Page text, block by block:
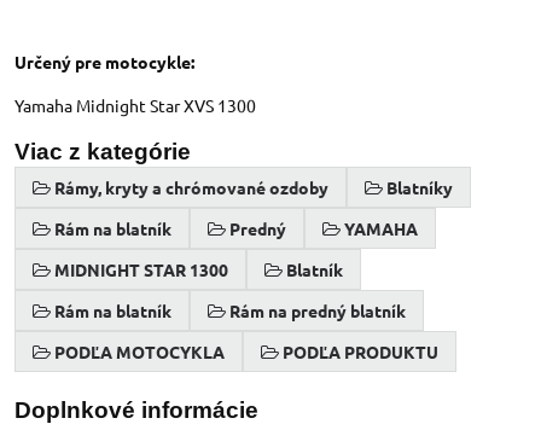
Určený pre motocykle:
Yamaha Midnight Star XVS 1300
Viac z kategórie
Rámy, kryty a chrómované ozdoby
Blatníky
Rám na blatník
Predný
YAMAHA
MIDNIGHT STAR 1300
Blatník
Rám na blatník
Rám na predný blatník
PODĽA MOTOCYKLA
PODĽA PRODUKTU
Doplnkové informácie